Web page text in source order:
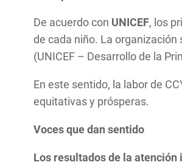
De acuerdo con UNICEF, los
de cada niño. La
(UNICEF – Desarrollo de la
En este sentido, la labor de
equitativas y prósperas.
Voces que dan sentido
Los resultados de la